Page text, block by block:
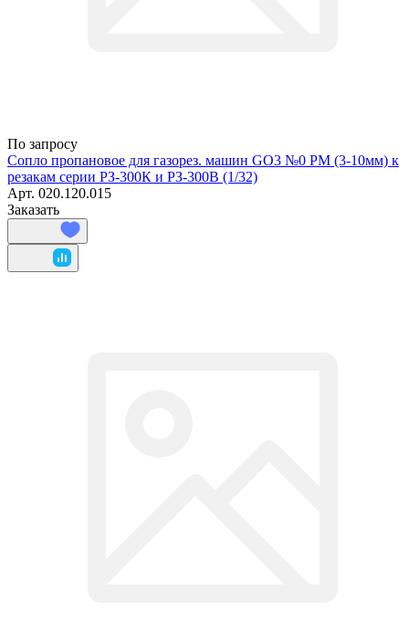
По запросу
Сопло пропановое для газорез. машин GO3 №0 РМ (3-10мм) к
резакам серии РЗ-300К и РЗ-300В (1/32)
Арт. 020.120.015
Заказать